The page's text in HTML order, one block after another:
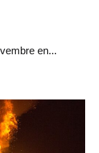
en...